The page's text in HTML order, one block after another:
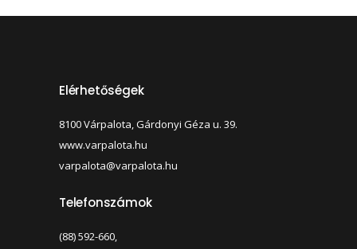
Elérhetőségek
8100 Várpalota, Gárdonyi Géza u. 39.
www.varpalota.hu
varpalota@varpalota.hu
Telefonszámok
(88) 592-660,